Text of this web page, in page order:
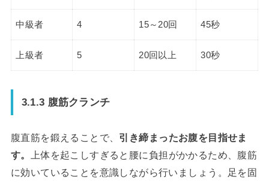
中級者 4 15～20回 45秒
上級者 5 20回以上 30秒
3.1.3 腹筋クランチ
腹直筋を鍛えることで、 引き締まったお腹を目指せま
す。
上体を起こしすぎると腰に負担がかかるため、腹筋
に効いていることを意識しながら行いましょう。足を固